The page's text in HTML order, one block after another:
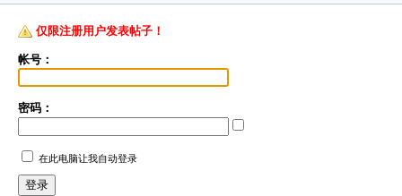
仅限注册用户发表帖子！
帐号：
密码：
在此电脑让我自动登录